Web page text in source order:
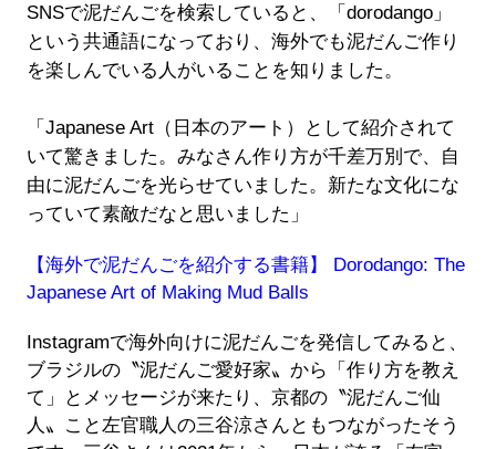
SNSで泥だんごを検索していると、「dorodango」
という共通語になっており、海外でも泥だんご作り
を楽しんでいる人がいることを知りました。
「Japanese Art（日本のアート）として紹介されて
いて驚きました。みなさん作り方が千差万別で、自
由に泥だんごを光らせていました。新たな文化にな
っていて素敵だなと思いました」
【海外で泥だんごを紹介する書籍】 Dorodango: The
Japanese Art of Making Mud Balls
Instagramで海外向けに泥だんごを発信してみると、
ブラジルの〝泥だんご愛好家〟から「作り方を教え
て」とメッセージが来たり、京都の〝泥だんご仙
人〟こと左官職人の三谷涼さんともつながったそう